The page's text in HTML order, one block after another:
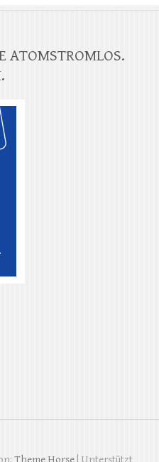
ATOMSTROMLOS.
Theme Horse | Unterstützt